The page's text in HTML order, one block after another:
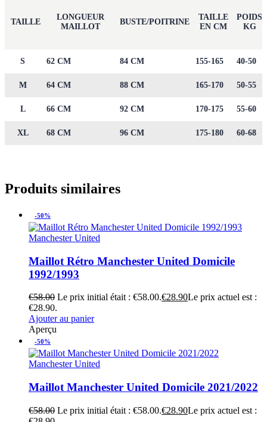
TAILLE
LONGUEUR
MAILLOT
BUSTE/POITRINE
TAILLE
EN CM
POIDS
KG
S 62 CM 84 CM 155-165 40-50
M 64 CM 88 CM 165-170 50-55
L 66 CM 92 CM 170-175 55-60
XL 68 CM 96 CM 175-180 60-68
Produits similaires
-50%
Manchester United
Maillot Rétro Manchester United Domicile
1992/1993
€58.00 Le prix initial était : €58.00.€28.90Le prix actuel est :
€28.90.
Ajouter au panier
Aperçu
-50%
Manchester United
Maillot Manchester United Domicile 2021/2022
€58.00 Le prix initial était : €58.00.€28.90Le prix actuel est :